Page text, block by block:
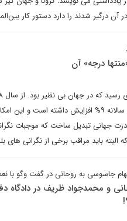
درگیر شدند را دارد دستور کار
درجه» آن
جهانی تبدیل ساخت که موجبات
باید مراقب برخی از نگرانی های
جاسوسی به روحانی در گفت وگو با
و محمدجواد ظریف در دادگاه